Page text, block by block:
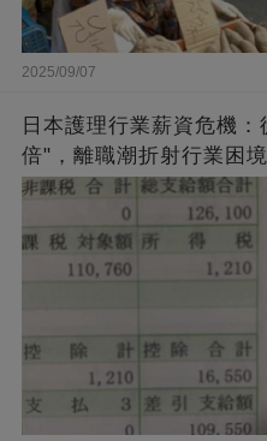
2025/09/07
日本護理行業薪資危機
倍"，離職潮折射行業困境